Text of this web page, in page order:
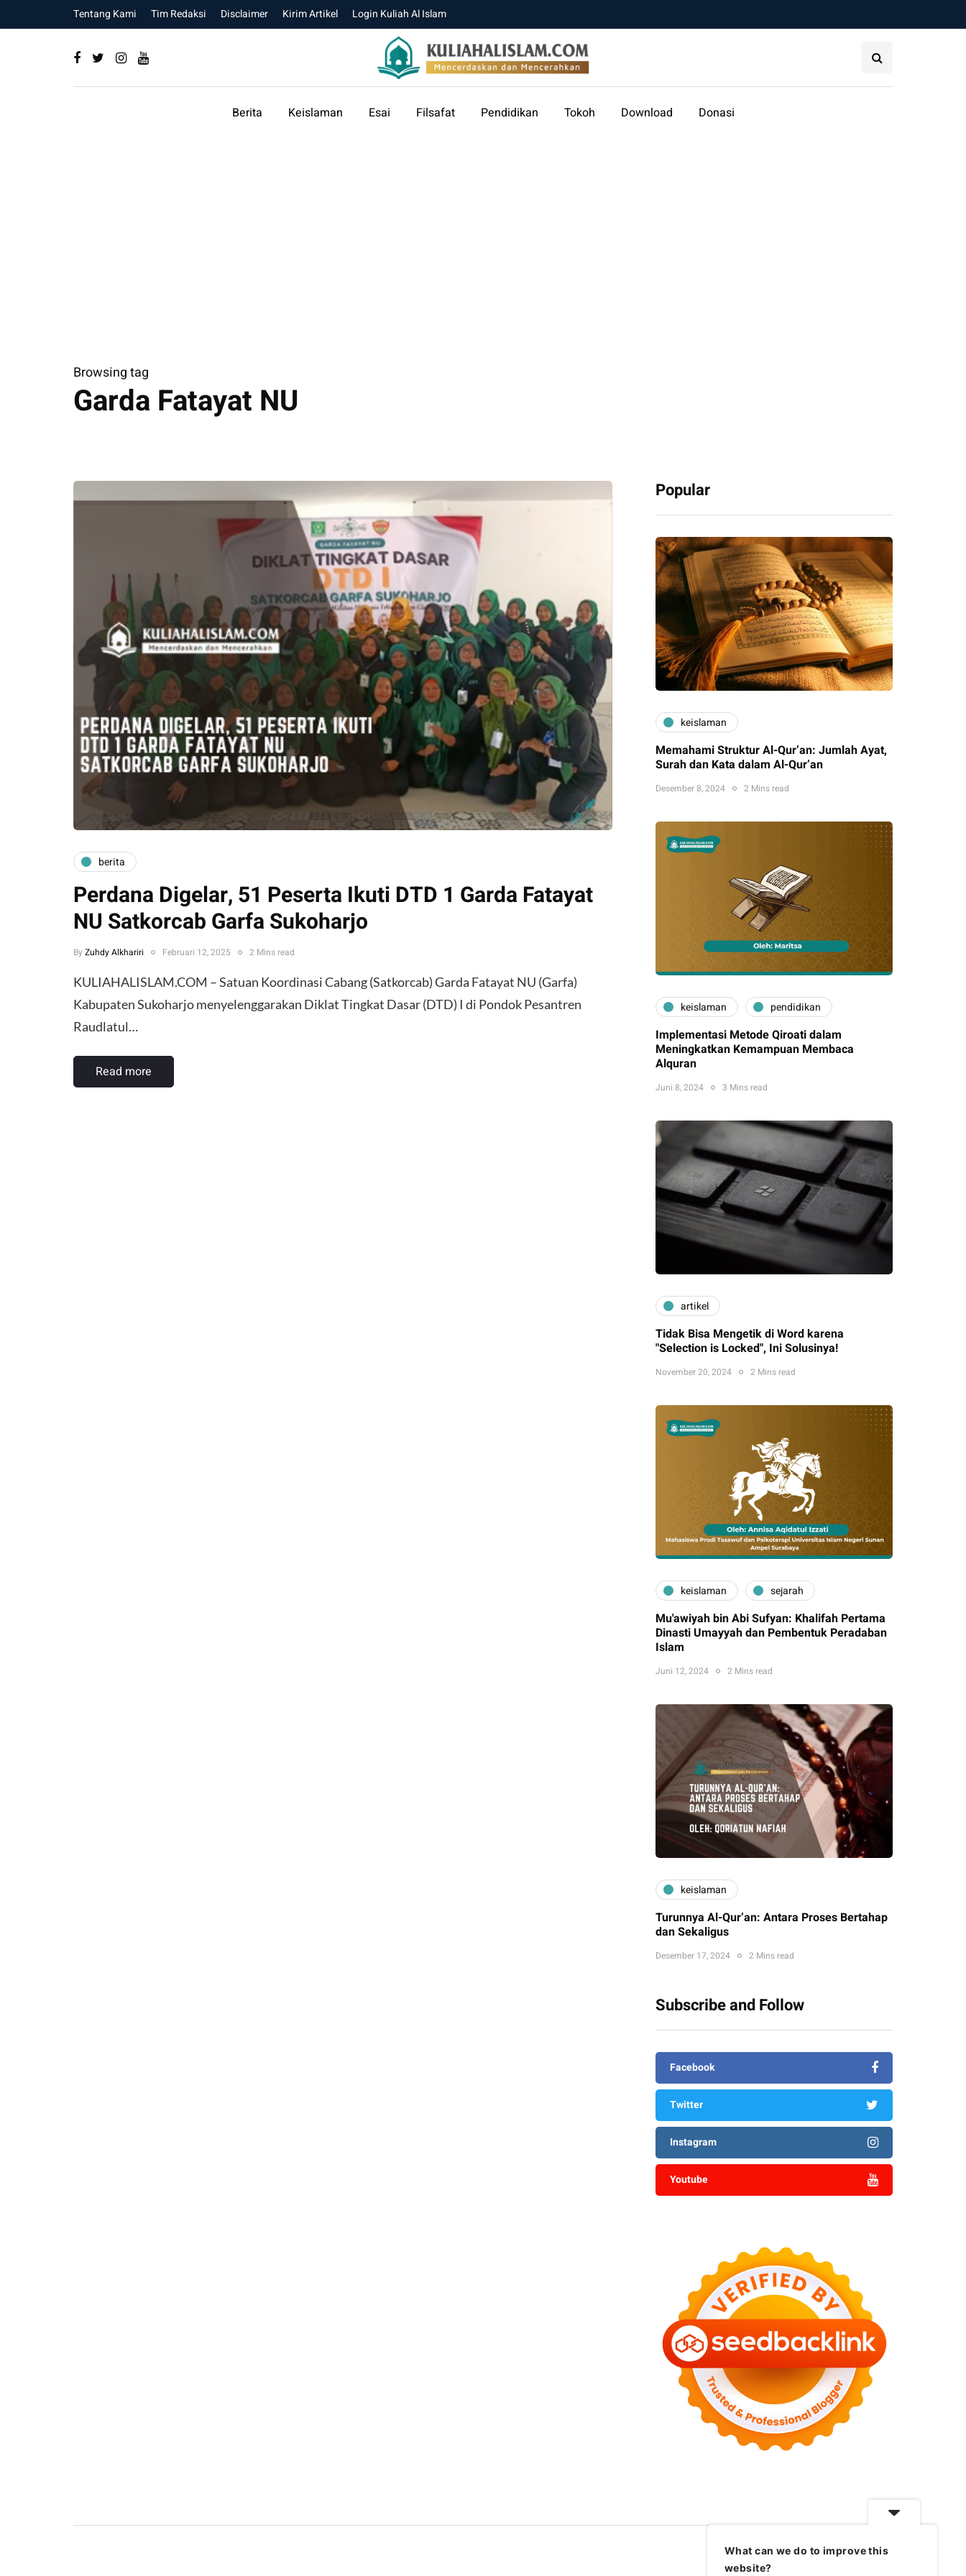
Tentang Kami Tim Redaksi Disclaimer Kirim Artikel Login Kuliah Al Islam
Berita Keislaman Esai Filsafat Pendidikan Tokoh Download Donasi
Browsing tag
Garda Fatayat NU
berita
Perdana Digelar, 51 Peserta Ikuti DTD 1 Garda Fatayat
NU Satkorcab Garfa Sukoharjo
By Zuhdy Alkhariri Februari 12, 2025 2 Mins read
KULIAHALISLAM.COM – Satuan Koordinasi Cabang (Satkorcab) Garda Fatayat NU (Garfa)
Kabupaten Sukoharjo menyelenggarakan Diklat Tingkat Dasar (DTD) I di Pondok Pesantren
Raudlatul…
Read more
Popular
keislaman
Memahami Struktur Al-Qur’an: Jumlah Ayat,
Surah dan Kata dalam Al-Qur’an
Desember 8, 2024 2 Mins read
keislaman pendidikan
Implementasi Metode Qiroati dalam
Meningkatkan Kemampuan Membaca
Alquran
Juni 8, 2024 3 Mins read
artikel
Tidak Bisa Mengetik di Word karena
"Selection is Locked", Ini Solusinya!
November 20, 2024 2 Mins read
keislaman sejarah
Mu'awiyah bin Abi Sufyan: Khalifah Pertama
Dinasti Umayyah dan Pembentuk Peradaban
Islam
Juni 12, 2024 2 Mins read
keislaman
Turunnya Al-Qur’an: Antara Proses Bertahap
dan Sekaligus
Desember 17, 2024 2 Mins read
Subscribe and Follow
Facebook
Twitter
Instagram
Youtube
What can we do to improve this
website?